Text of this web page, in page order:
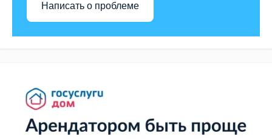
Написать о проблеме